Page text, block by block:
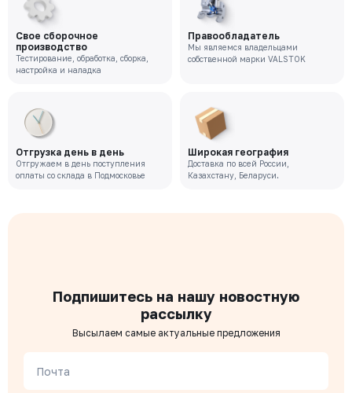
Цена с НДС
63 237 ₽
VR-221-02-0050-PN10-M
Цена с НДС
48 019 ₽
Свое сборочное
производство
Тестирование, обработка, сборка,
настройка и наладка
Правообладатель
Мы являемся владельцами
собственной марки VALSTOK
Отгрузка день в день
Отгружаем в день поступления
оплаты со склада в Подмосковье
Широкая география
Доставка по всей России,
Казахстану, Беларуси.
Подпишитесь на нашу новостную
рассылку
Высылаем самые актуальные предложения
Почта